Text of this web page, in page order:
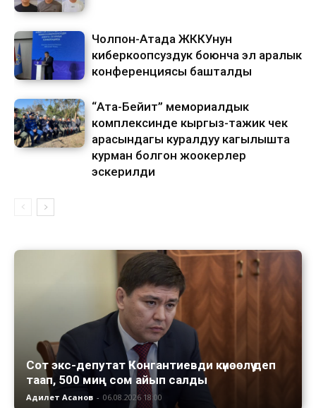
Чолпон-Атада ЖККУнун
киберкоопсуздук боюнча эл аралык
конференциясы башталды
“Ата-Бейит” мемориалдык
комплексинде кыргыз-тажик чек
арасындагы куралдуу кагылышта
курман болгон жоокерлер
эскерилди
Сот экс-депутат Конгантиевди күнөөлүү деп
таап, 500 миң сом айып салды
Адилет Асанов - 06.08.2026 18:00